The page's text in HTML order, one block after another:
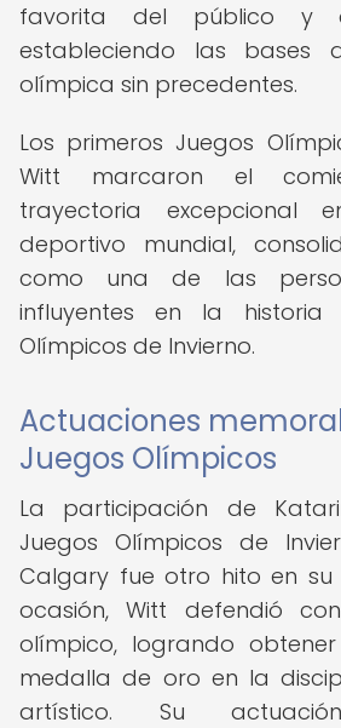
favorita del público y
estableciendo las bases
olímpica sin precedentes.
Los primeros Juegos
Witt marcaron el
trayectoria excepcional
deportivo mundial,
como una de las
influyentes en la
Olímpicos de Invierno.
Actuaciones
Juegos Olímpicos
La participación de
Juegos Olímpicos de
Calgary fue otro hito en su
ocasión, Witt defendió
olímpico, logrando
medalla de oro en la
artístico. Su